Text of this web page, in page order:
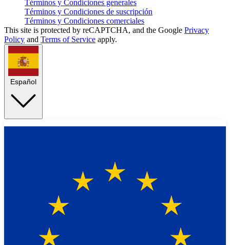
Términos y Condiciones generales
Términos y Condiciones de suscripción
Términos y Condiciones comerciales
This site is protected by reCAPTCHA, and the Google Privacy
Policy and Terms of Service apply.
Español